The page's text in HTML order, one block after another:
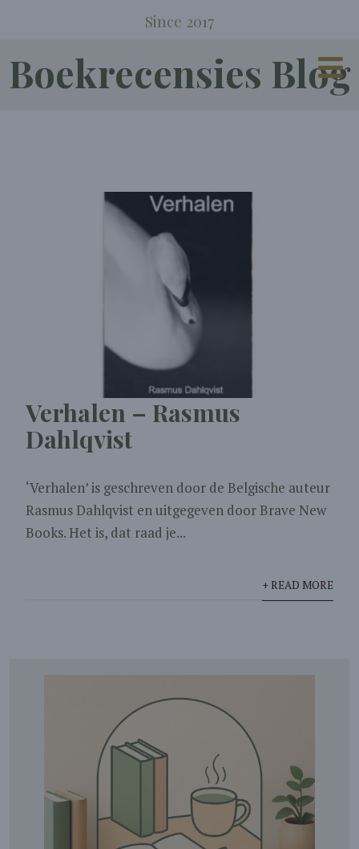
Since 2017
Boekrecensies Blog
Verhalen – Rasmus
Dahlqvist
‘Verhalen’ is geschreven door de Belgische auteur
Rasmus Dahlqvist en uitgegeven door Brave New
Books. Het is, dat raad je...
+ READ MORE